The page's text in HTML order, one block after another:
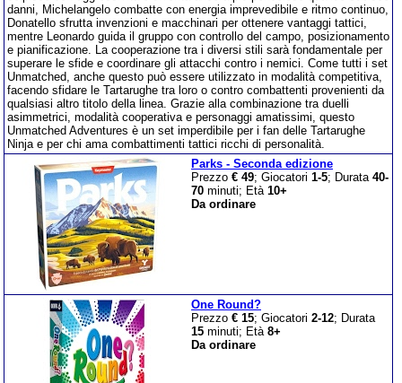
danni, Michelangelo combatte con energia imprevedibile e ritmo continuo,
Donatello sfrutta invenzioni e macchinari per ottenere vantaggi tattici,
mentre Leonardo guida il gruppo con controllo del campo, posizionamento
e pianificazione. La cooperazione tra i diversi stili sarà fondamentale per
superare le sfide e coordinare gli attacchi contro i nemici. Come tutti i set
Unmatched, anche questo può essere utilizzato in modalità competitiva,
facendo sfidare le Tartarughe tra loro o contro combattenti provenienti da
qualsiasi altro titolo della linea. Grazie alla combinazione tra duelli
asimmetrici, modalità cooperativa e personaggi amatissimi, questo
Unmatched Adventures è un set imperdibile per i fan delle Tartarughe
Ninja e per chi ama combattimenti tattici ricchi di personalità.
Parks - Seconda edizione
Prezzo € 49; Giocatori 1-5; Durata 40-
70 minuti; Età 10+
Da ordinare
One Round?
Prezzo € 15; Giocatori 2-12; Durata
15 minuti; Età 8+
Da ordinare